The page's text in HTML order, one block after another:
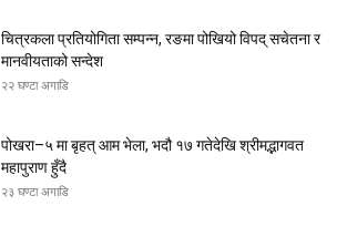
चित्रकला प्रतियोगिता सम्पन्न, रङमा पोखियो विपद् सचेतना र
मानवीयताको सन्देश
२२ घण्टा अगाडि
पोखरा–५ मा बृहत् आम भेला, भदौ १७ गतेदेखि श्रीमद्भागवत
महापुराण हुँदै
२३ घण्टा अगाडि